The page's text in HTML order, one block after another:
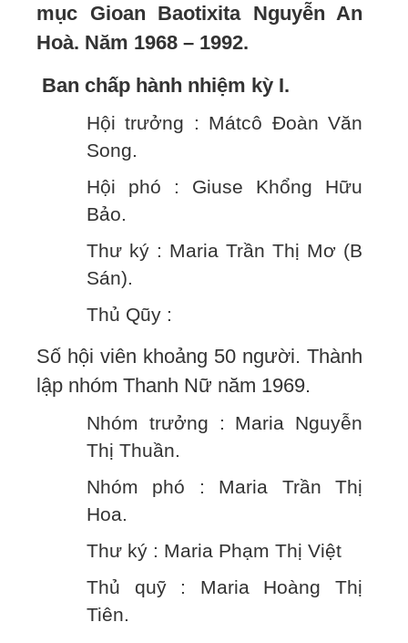
mục Gioan Baotixita Nguyễn An
Hoà. Năm 1968 – 1992.
Ban chấp hành nhiệm kỳ I.
Hội trưởng : Mátcô Đoàn Văn
Song.
Hội phó : Giuse Khổng Hữu
Bảo.
Thư ký : Maria Trần Thị Mơ (B
Sán).
Thủ Qũy :
Số hội viên khoảng 50 người. Thành
lập nhóm Thanh Nữ năm 1969.
Nhóm trưởng : Maria Nguyễn
Thị Thuần.
Nhóm phó : Maria Trần Thị
Hoa.
Thư ký : Maria Phạm Thị Việt
Thủ quỹ : Maria Hoàng Thị
Tiên.